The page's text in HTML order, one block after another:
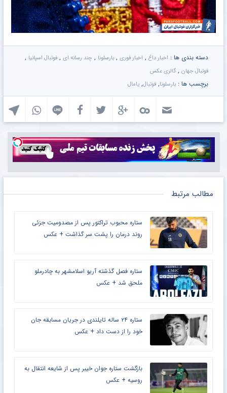
دسته بندی ها :اخبار داغ,اخبار فوری, بارسلونا, چند رسانه ای ,فوتبال اسپانیا
فوتبال جهان,گالری عکس
برچسب ها :بارسلونا,فوتبال,یامال
مطالب مرتبط
ستاره محبوب تراکتور پس از مصدومیت جزئی
ستاره فصل گذشته آریو اسلامشهر به چادرملو